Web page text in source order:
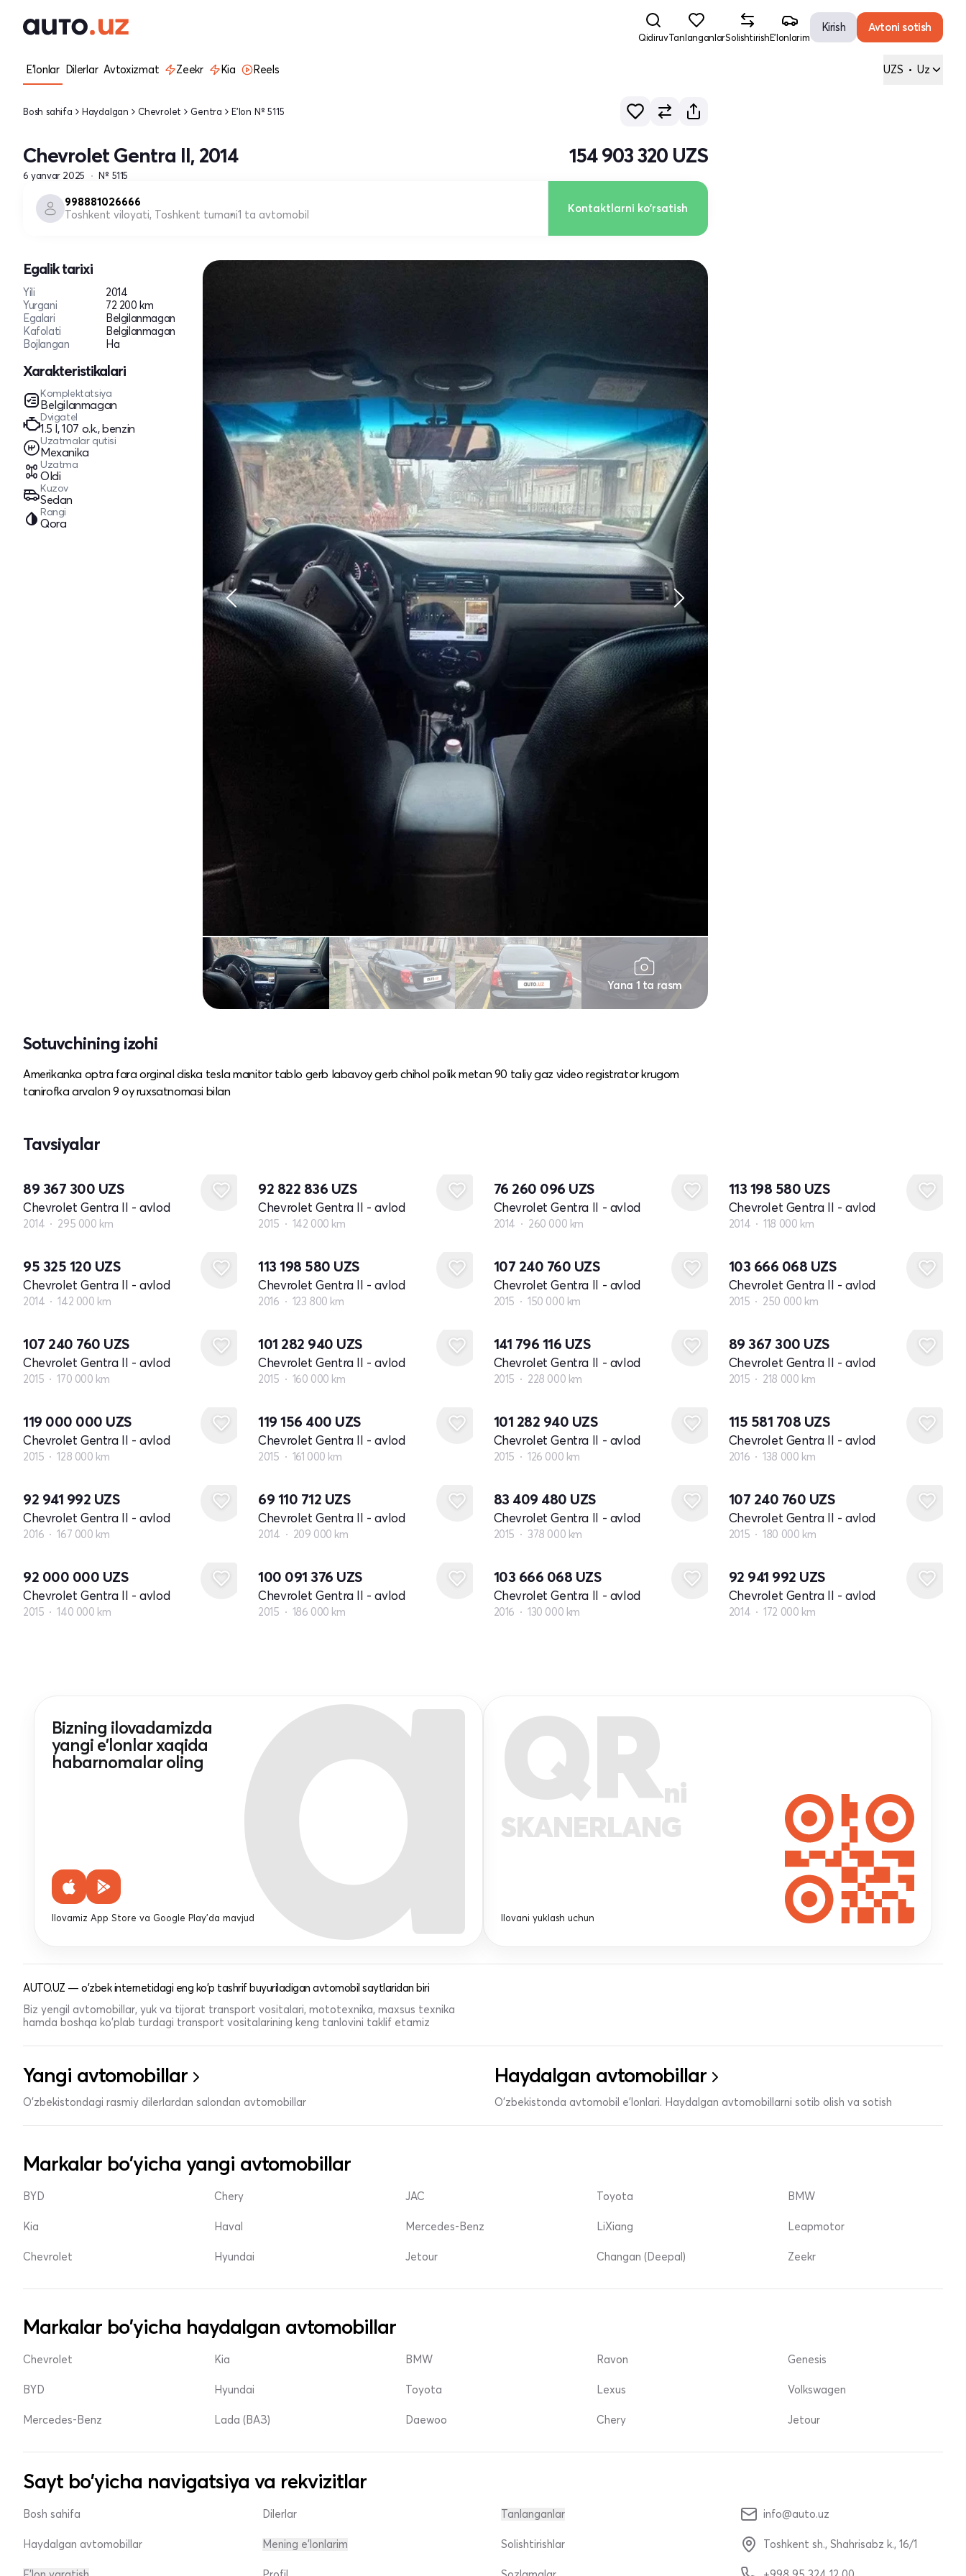
QidiruvTanlanganlarSolishtirishE'lonlarim
Kirish Avtoni sotish
E'lonlar Dilerlar Avtoxizmat Zeekr Kia Reels UZS • Uz
Bosh sahifa Haydalgan Chevrolet Gentra E'lon № 5115
Chevrolet Gentra II, 2014
6 yanvar 2025 № 5115
154 903 320 UZS
998881026666
Toshkent viloyati, Toshkent tumani1 ta avtomobil Kontaktlarni ko'rsatish
Egalik tarixi
Yili
2014
Yurgani
72 200 km
Egalari
Belgilanmagan
Kafolati
Belgilanmagan
Bojlangan
Ha
Xarakteristikalari
Komplektatsiya
Belgilanmagan
Dvigatel
1.5 l, 107 o.k., benzin
Uzatmalar qutisi
Mexanika
Uzatma
Oldi
Kuzov
Sedan
Rangi
Qora
Yana 1 ta rasm
Sotuvchining izohi
Amerikanka optra fara orginal diska tesla manitor tablo gerb labavoy gerb chihol polik metan 90 taliy gaz video registrator krugom
tanirofka arvalon 9 oy ruxsatnomasi bilan
Tavsiyalar
89 367 300 UZS
Chevrolet Gentra II - avlod
2014 295 000 km
92 822 836 UZS
Chevrolet Gentra II - avlod
2015 142 000 km
76 260 096 UZS
Chevrolet Gentra II - avlod
2014 260 000 km
113 198 580 UZS
Chevrolet Gentra II - avlod
2014 118 000 km
95 325 120 UZS
Chevrolet Gentra II - avlod
2014 142 000 km
113 198 580 UZS
Chevrolet Gentra II - avlod
2016 123 800 km
107 240 760 UZS
Chevrolet Gentra II - avlod
2015 150 000 km
103 666 068 UZS
Chevrolet Gentra II - avlod
2015 250 000 km
107 240 760 UZS
Chevrolet Gentra II - avlod
2015 170 000 km
101 282 940 UZS
Chevrolet Gentra II - avlod
2015 160 000 km
141 796 116 UZS
Chevrolet Gentra II - avlod
2015 228 000 km
89 367 300 UZS
Chevrolet Gentra II - avlod
2015 218 000 km
119 000 000 UZS
Chevrolet Gentra II - avlod
2015 128 000 km
119 156 400 UZS
Chevrolet Gentra II - avlod
2015 161 000 km
101 282 940 UZS
Chevrolet Gentra II - avlod
2015 126 000 km
115 581 708 UZS
Chevrolet Gentra II - avlod
2016 138 000 km
92 941 992 UZS
Chevrolet Gentra II - avlod
2016 167 000 km
69 110 712 UZS
Chevrolet Gentra II - avlod
2014 209 000 km
83 409 480 UZS
Chevrolet Gentra II - avlod
2015 378 000 km
107 240 760 UZS
Chevrolet Gentra II - avlod
2015 180 000 km
92 000 000 UZS
Chevrolet Gentra II - avlod
2015 140 000 km
100 091 376 UZS
Chevrolet Gentra II - avlod
2015 186 000 km
103 666 068 UZS
Chevrolet Gentra II - avlod
2016 130 000 km
92 941 992 UZS
Chevrolet Gentra II - avlod
2014 172 000 km
Bizning ilovadamizda
yangi e'lonlar xaqida
habarnomalar oling
Ilovamiz App Store va Google Play'da mavjud
QRni
SKANERLANG
Ilovani yuklash uchun
AUTO.UZ — o'zbek internetidagi eng ko'p tashrif buyuriladigan avtomobil saytlaridan biri
Biz yengil avtomobillar, yuk va tijorat transport vositalari, mototexnika, maxsus texnika
hamda boshqa ko'plab turdagi transport vositalarining keng tanlovini taklif etamiz
Yangi avtomobillar
O'zbekistondagi rasmiy dilerlardan salondan avtomobillar
Haydalgan avtomobillar
O'zbekistonda avtomobil e’lonlari. Haydalgan avtomobillarni sotib olish va sotish
Markalar bo'yicha yangi avtomobillar
BYD
Kia
Chevrolet
Chery
Haval
Hyundai
JAC
Mercedes-Benz
Jetour
Toyota
LiXiang
Changan (Deepal)
BMW
Leapmotor
Zeekr
Markalar bo'yicha haydalgan avtomobillar
Chevrolet
BYD
Mercedes-Benz
Kia
Hyundai
Lada (ВАЗ)
BMW
Toyota
Daewoo
Ravon
Lexus
Chery
Genesis
Volkswagen
Jetour
Sayt bo'yicha navigatsiya va rekvizitlar
Bosh sahifa
Haydalgan avtomobillar
Dilerlar
Mening e'lonlarim
Tanlanganlar
Solishtirishlar
info@auto.uz
Toshkent sh., Shahrisabz k., 16/1